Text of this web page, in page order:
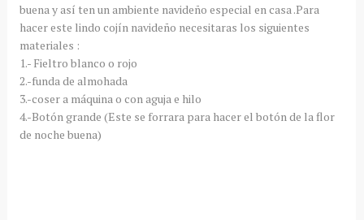
buena yasí ten un ambiente navideño especial en casa .Para
hacer este lindo cojínnavideño necesitaras los siguientes
materiales :
1.- Fieltro blanco o rojo
2.-funda de almohada
3.-coser a máquina o con aguja e hilo
4.-Botóngrande (Este se forrara para hacer el botónde la flor
de noche buena)